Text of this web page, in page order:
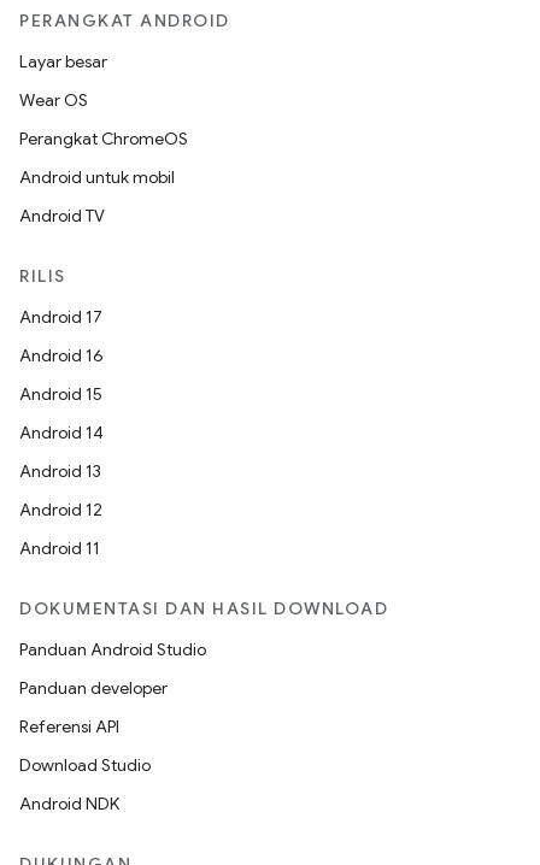
PERANGKAT ANDROID
Layar besar
Wear OS
Perangkat ChromeOS
Android untuk mobil
Android TV
RILIS
Android 17
Android 16
Android 15
Android 14
Android 13
Android 12
Android 11
DOKUMENTASI DAN HASIL DOWNLOAD
Panduan Android Studio
Panduan developer
Referensi API
Download Studio
Android NDK